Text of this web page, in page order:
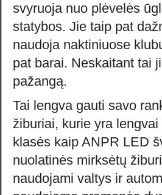
svyruoja nuo plėvelės
statybos. Jie taip pat
naudoja naktiniuose
pat barai. Neskaitant tai
pažangą.
Tai lengva gauti savo
žiburiai, kurie yra
klasės kaip ANPR LED
nuolatinės mirksėtų
naudojami valtys ir